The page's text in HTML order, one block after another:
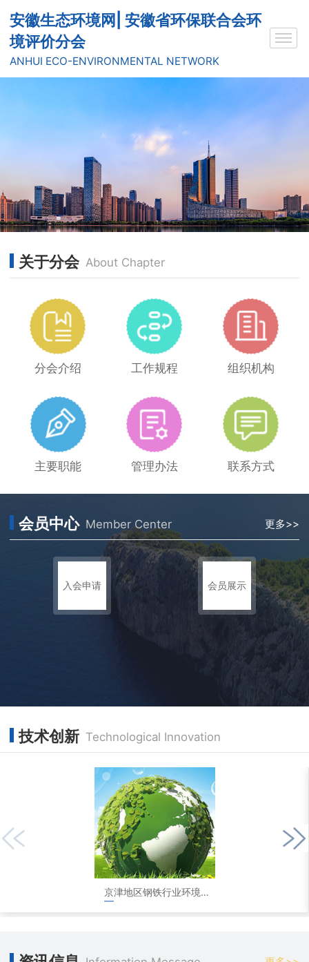
安徽生态环境网| 安徽省环保联合会环
境评价分会
ANHUI ECO-ENVIRONMENTAL NETWORK
关于分会 About Chapter
分会介绍 工作规程 组织机构
主要职能 管理办法 联系方式
会员中心 Member Center 更多>>
入会申请 会员展示
技术创新 Technological Innovation
京津地区钢铁行业环境评测